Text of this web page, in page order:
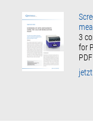
3
for
PDF